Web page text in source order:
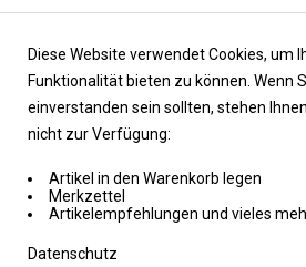
Fluchtwegschild |
Diese Website verwendet Cookies, um
Funktionalität bieten zu können. Wenn
einverstanden sein sollten, stehen
nicht zur Verfügung:
Artikel in den Warenkorb legen
Merkzettel
Artikelempfehlungen und vieles
Datenschutz